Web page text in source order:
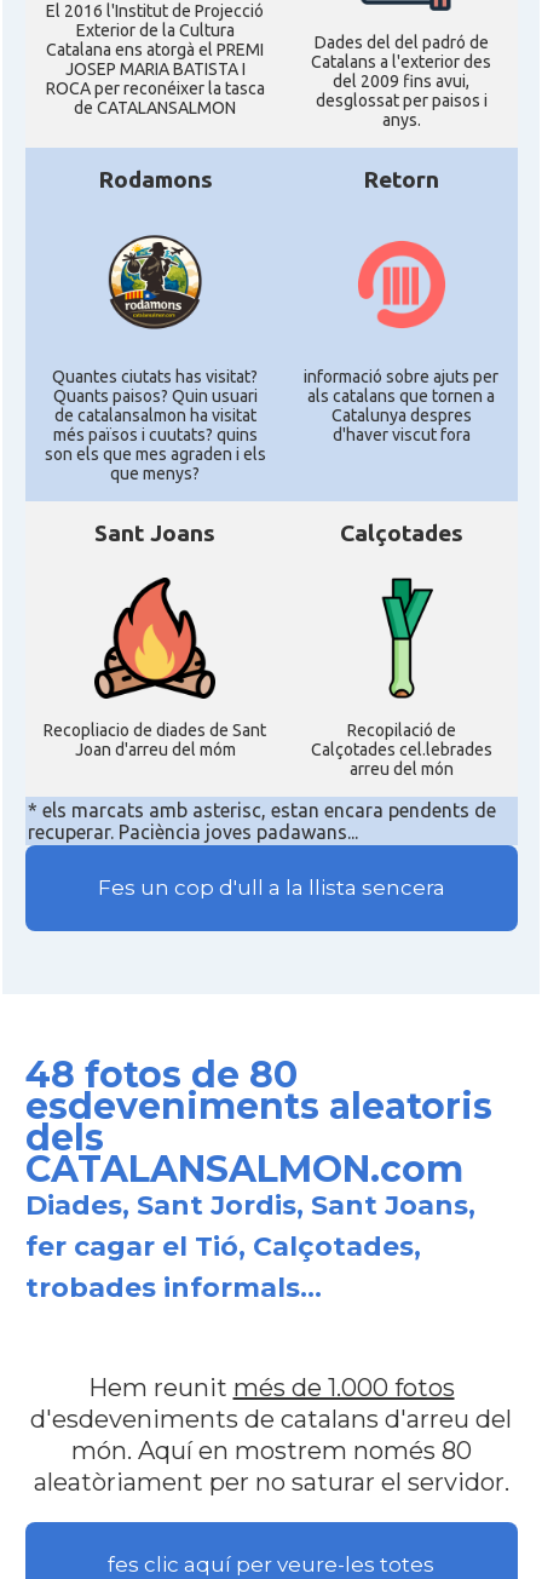
El 2016 l'Institut de Projecció
Exterior de la Cultura
Catalana ens atorgà el PREMI
JOSEP MARIA BATISTA I
ROCA per reconéixer la tasca
de CATALANSALMON
Dades del del padró de
Catalans a l'exterior des
del 2009 fins avui,
desglossat per paisos i
anys.
Rodamons
Quantes ciutats has visitat?
Quants paisos? Quin usuari
de catalansalmon ha visitat
més països i cuutats? quins
son els que mes agraden i els
que menys?
Retorn
informació sobre ajuts per
als catalans que tornen a
Catalunya despres
d'haver viscut fora
Sant Joans
Recopliacio de diades de Sant
Joan d'arreu del móm
Calçotades
Recopilació de
Calçotades cel.lebrades
arreu del món
* els marcats amb asterisc, estan encara pendents de
recuperar. Paciència joves padawans...
Fes un cop d'ull a la llista sencera
48 fotos de 80
esdeveniments aleatoris
dels
CATALANSALMON.com
Diades, Sant Jordis, Sant Joans,
fer cagar el Tió, Calçotades,
trobades informals...
Hem reunit més de 1.000 fotos
d'esdeveniments de catalans d'arreu del
món. Aquí en mostrem només 80
aleatòriament per no saturar el servidor.
fes clic aquí per veure-les totes